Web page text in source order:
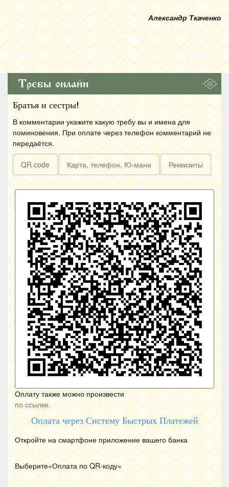
Александр Ткаченко
Требы онлайн
Братья и сестры!
В комментарии укажите какую требу вы и имена для
поминовения. При оплате через телефон комментарий не
передаётся.
QR code Карта, телефон, Ю-мани Реквизиты
Оплату также можно произвести
по ссылке.
Оплата через Систему Быстрых Платежей
Откройте на смартфоне приложение вашего банка
Выберите«Оплата по QR-коду»